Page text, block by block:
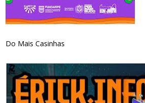
Do Mais Casinhas